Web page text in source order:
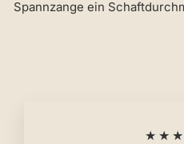
Spannzange ein